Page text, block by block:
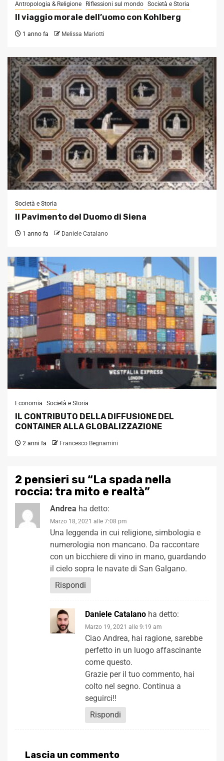
Antropologia & Religione Riflessioni sul mondo Società e Storia
Il viaggio morale dell’uomo con Kohlberg
1 anno fa Melissa Mariotti
Società e Storia
Il Pavimento del Duomo di Siena
1 anno fa Daniele Catalano
Economia Società e Storia
IL CONTRIBUTO DELLA DIFFUSIONE DEL
CONTAINER ALLA GLOBALIZZAZIONE
2 anni fa Francesco Begnamini
2 pensieri su “La spada nella
roccia: tra mito e realtà”
Andrea ha detto:
Marzo 18, 2021 alle 7:08 pm
Una leggenda in cui religione, simbologia e
numerologia non mancano. Da raccontare
con un bicchiere di vino in mano, guardando
il cielo sopra le navate di San Galgano.
Rispondi
Daniele Catalano ha detto:
Marzo 19, 2021 alle 9:19 am
Ciao Andrea, hai ragione, sarebbe
perfetto in un luogo affascinante
come questo.
Grazie per il tuo commento, hai
colto nel segno. Continua a
seguirci!!
Rispondi
Lascia un commento